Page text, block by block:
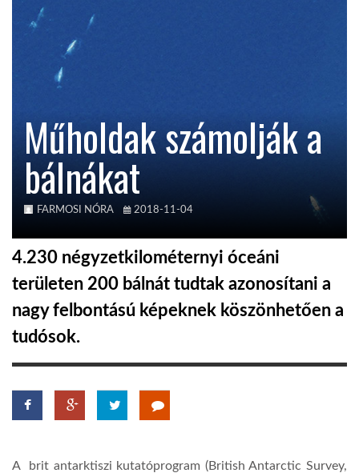
LATIN-AMERIKA
KÖZEL-KELET
A VILÁG ITTHON
GLOBOTV BP
TROPICALMAGAZIN
Műholdak számolják a
bálnákat
FARMOSI NÓRA 2018-11-04
4.230 négyzetkilométernyi óceáni
területen 200 bálnát tudtak azonosítani a
nagy felbontású képeknek köszönhetően a
tudósok.
A brit antarktiszi kutatóprogram (British Antarctic Survey,